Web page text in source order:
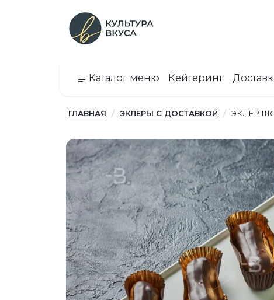
Каталог меню Кейтеринг
ГЛАВНАЯ ЭКЛЕРЫ С ДОСТАВКОЙ ЭКЛЕР